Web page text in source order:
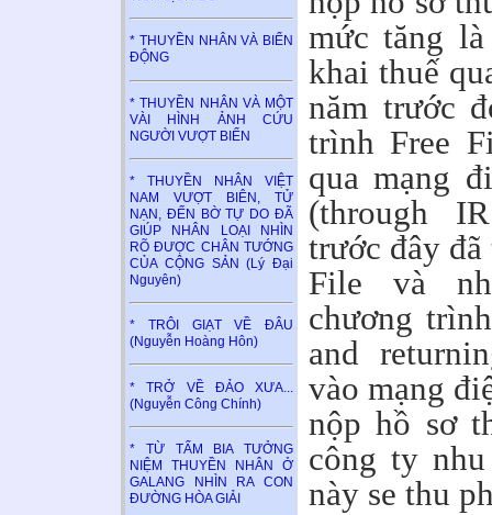
* THUYỀN NHÂN VÀ BIỂN
ĐỘNG
* THUYỀN NHÂN VÀ MỘT
VÀI HÌNH ẢNH CỨU
NGƯỜI VƯỢT BIỂN
* THUYỀN NHÂN VIỆT
NAM VƯỢT BIÊN, TỬ
NẠN, ĐẾN BỜ TỰ DO ĐÃ
GIÚP NHÂN LOẠI NHÌN
RÕ ĐƯỢC CHÂN TƯỚNG
CỦA CỘNG SẢN (Lý Đại
Nguyên)
* TRÔI GIẠT VỀ ĐÂU
(Nguyễn Hoàng Hôn)
* TRỞ VỀ ĐẢO XƯA...
(Nguyễn Công Chính)
* TỪ TẤM BIA TƯỞNG
NIỆM THUYỀN NHÂN Ở
GALANG NHÌN RA CON
ĐƯỜNG HÒA GIẢI
mức tăng
khai thuế
năm trước
trình Free
qua mạng
(through
trước đây
File và
chương
and
vào mạng
nộp hồ sơ
công ty
này se thu